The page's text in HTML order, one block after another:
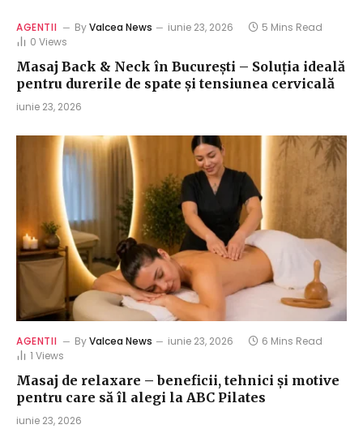
AGENTII ByValcea News iunie 23, 2026
5 Mins Read
0 Views
Masaj Back & Neck în București – Soluția ideală
pentru durerile de spate și tensiunea cervicală
iunie 23, 2026
AGENTII ByValcea News iunie 23, 2026
6 Mins Read
1 Views
Masaj de relaxare – beneficii, tehnici și motive
pentru care să îl alegi la ABC Pilates
iunie 23, 2026